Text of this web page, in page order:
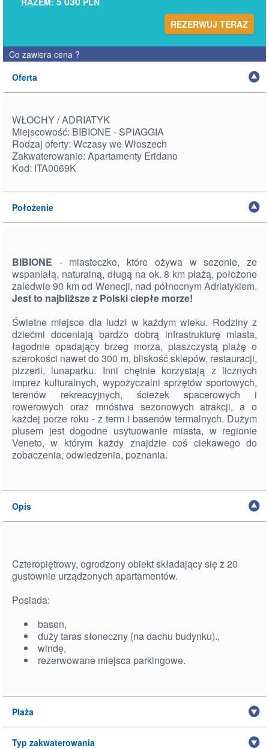
REZERWUJ TERAZ
Co zawiera cena ?
Oferta
WŁOCHY / ADRIATYK
Miejscowość: BIBIONE - SPIAGGIA
Rodzaj oferty: Wczasy we Włoszech
Zakwaterowanie: Apartamenty Eridano
Kod: ITA0069K
Położenie
BIBIONE - miasteczko, które ożywa w sezonie, ze
wspaniałą, naturalną, długą na ok. 8 km plażą, położone
zaledwie 90 km od Wenecji, nad północnym Adriatykiem.
Jest to najbliższe z Polski ciepłe morze!
Świetne miejsce dla ludzi w każdym wieku. Rodziny z
dziećmi doceniają bardzo dobrą infrastrukturę miasta,
łagodnie opadający brzeg morza, piaszczystą plażę o
szerokości nawet do 300 m, bliskość sklepów, restauracji,
pizzerii, lunaparku. Inni chętnie korzystają z licznych
imprez kulturalnych, wypożyczalni sprzętów sportowych,
terenów rekreacyjnych, ścieżek spacerowych i
rowerowych oraz mnóstwa sezonowych atrakcji, a o
każdej porze roku - z term i basenów termalnych. Dużym
plusem jest dogodne usytuowanie miasta, w regionie
Veneto, w którym każdy znajdzie coś ciekawego do
zobaczenia, odwiedzenia, poznania.
Opis
Czteropiętrowy, ogrodzony obiekt składający się z 20
gustownie urządzonych apartamentów.
Posiada:
basen,
duży taras słoneczny (na dachu budynku).,
windę,
rezerwowane miejsca parkingowe.
Plaża
Typ zakwaterowania